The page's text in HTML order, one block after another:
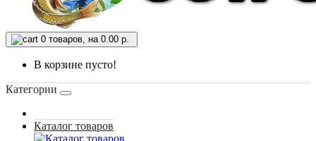
0 товаров, на 0.00 р.
В корзине пусто!
Категории
Каталог товаров